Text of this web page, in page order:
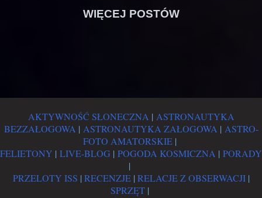
WIĘCEJ POSTÓW
AKTYWNOŚĆ SŁONECZNA | ASTRONAUTYKA
BEZZAŁOGOWA | ASTRONAUTYKA ZAŁOGOWA | ASTRO-
FOTO AMATORSKIE|
FELIETONY | LIVE-BLOG | POGODA KOSMICZNA | PORADY
|
PRZELOTY ISS | RECENZJE| RELACJE Z OBSERWACJI|
SPRZĘT|